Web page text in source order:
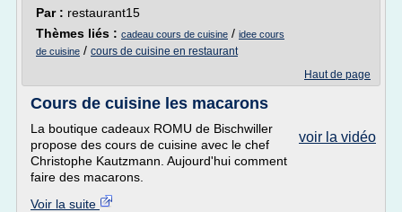
Par : restaurant15
Thèmes liés : cadeau cours de cuisine / idee cours
de cuisine / cours de cuisine en restaurant
Haut de page
Cours de cuisine les macarons
voir la vidéo
La boutique cadeaux ROMU de Bischwiller
propose des cours de cuisine avec le chef
Christophe Kautzmann. Aujourd'hui comment
faire des macarons.
Voir la suite